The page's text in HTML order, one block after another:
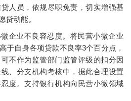
人员，依规尽职免责，切实增强基
贷动能。
企业不良容忍度。将民营小微企业
于自身各项贷款不良率3个百分点，
不作为监管部门监管评级的扣分因
、分支机构考核中，据此合理设置
度。支持银行机构向民营小微领域